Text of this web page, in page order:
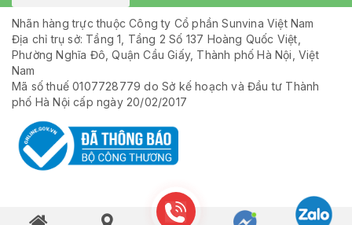
Nhãn hàng trực thuộc Công ty Cổ phần Sunvina Việt Nam
Địa chỉ trụ sở: Tầng 1, Tầng 2 Số 137 Hoàng Quốc Việt,
Phường Nghĩa Đô, Quận Cầu Giấy, Thành phố Hà Nội, Việt
Nam
Mã số thuế 0107728779 do Sở kế hoạch và Đầu tư Thành
phố Hà Nội cấp ngày 20/02/2017